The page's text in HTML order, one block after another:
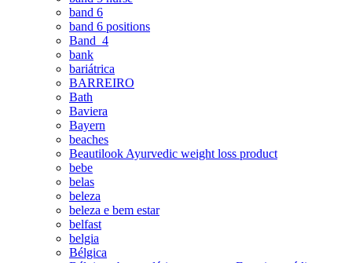
band 6
band 6 positions
Band_4
bank
bariátrica
BARREIRO
Bath
Baviera
Bayern
beaches
Beautilook Ayurvedic weight loss product
bebe
belas
beleza
beleza e bem estar
belfast
belgia
Bélgica